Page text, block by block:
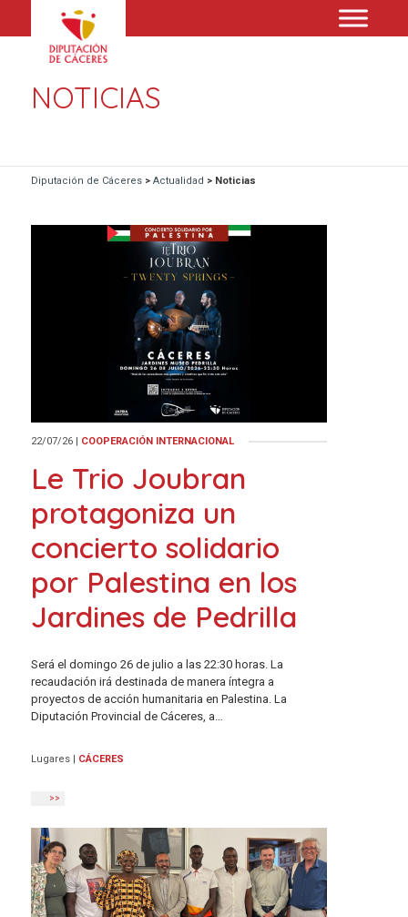
NOTICIAS
Diputación de Cáceres> Actualidad > Noticias
22/07/26 | COOPERACIÓN INTERNACIONAL
Le Trio Joubran
protagoniza un
concierto solidario
por Palestina en los
Jardines de Pedrilla
Será el domingo 26 de julio a las 22:30 horas. La
recaudación irá destinada de manera íntegra a
proyectos de acción humanitaria en Palestina. La
Diputación Provincial de Cáceres, a…
Lugares | CÁCERES
>>